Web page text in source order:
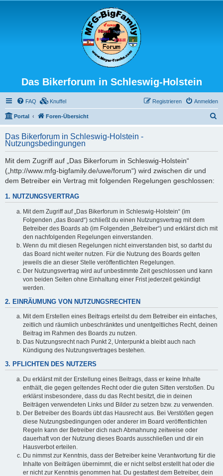
Das Bikerforum in Schleswig-Holstein
FAQ Knuffel Anmelden
Registrieren
Portal Foren-Übersicht
h
Das Bikerforum in Schleswig-Holstein -
Nutzungsbedingungen
Mit dem Zugriff auf „Das Bikerforum in Schleswig-Holstein“
(„http://www.mfg-bigfamily.de/uwe/forum“) wird zwischen dir und
dem Betreiber ein Vertrag mit folgenden Regelungen geschlossen:
1. NUTZUNGSVERTRAG
Mit dem Zugriff auf „Das Bikerforum in Schleswig-Holstein“ (im
Folgenden „das Board“) schließt du einen Nutzungsvertrag mit dem
Betreiber des Boards ab (im Folgenden „Betreiber“) und erklärst dich mit
den nachfolgenden Regelungen einverstanden.
Wenn du mit diesen Regelungen nicht einverstanden bist, so darfst du
das Board nicht weiter nutzen. Für die Nutzung des Boards gelten
jeweils die an dieser Stelle veröffentlichten Regelungen.
Der Nutzungsvertrag wird auf unbestimmte Zeit geschlossen und kann
von beiden Seiten ohne Einhaltung einer Frist jederzeit gekündigt
werden.
2. EINRÄUMUNG VON NUTZUNGSRECHTEN
Mit dem Erstellen eines Beitrags erteilst du dem Betreiber ein einfaches,
zeitlich und räumlich unbeschränktes und unentgeltliches Recht, deinen
Beitrag im Rahmen des Boards zu nutzen.
Das Nutzungsrecht nach Punkt 2, Unterpunkt a bleibt auch nach
Kündigung des Nutzungsvertrages bestehen.
3. PFLICHTEN DES NUTZERS
Du erklärst mit der Erstellung eines Beitrags, dass er keine Inhalte
enthält, die gegen geltendes Recht oder die guten Sitten verstoßen. Du
erklärst insbesondere, dass du das Recht besitzt, die in deinen
Beiträgen verwendeten Links und Bilder zu setzen bzw. zu verwenden.
Der Betreiber des Boards übt das Hausrecht aus. Bei Verstößen gegen
diese Nutzungsbedingungen oder anderer im Board veröffentlichten
Regeln kann der Betreiber dich nach Abmahnung zeitweise oder
dauerhaft von der Nutzung dieses Boards ausschließen und dir ein
Hausverbot erteilen.
Du nimmst zur Kenntnis, dass der Betreiber keine Verantwortung für die
Inhalte von Beiträgen übernimmt, die er nicht selbst erstellt hat oder die
er nicht zur Kenntnis genommen hat. Du gestattest dem Betreiber, dein